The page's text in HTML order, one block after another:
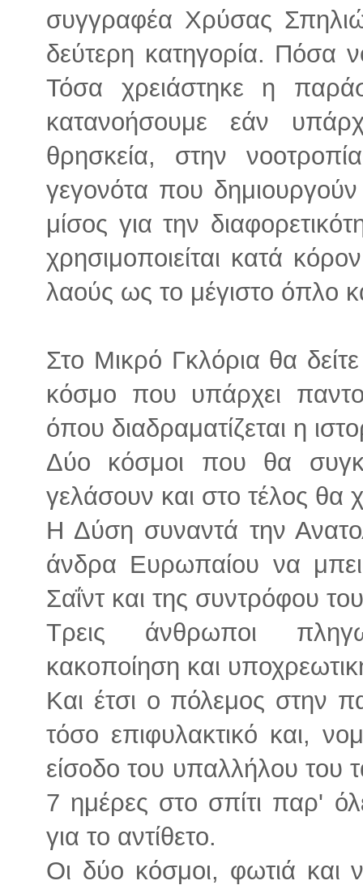
συγγραφέα Χρύσας
δεύτερη κατηγορία. Πόσα
Τόσα χρειάστηκε η
κατανοήσουμε εάν
θρησκεία, στην
γεγονότα που
μίσος για την
χρησιμοποιείται κατά
λαούς ως το μέγιστο όπλο
Στο Μικρό Γκλόρια θα
κόσμο που υπάρχει
όπου διαδραματίζεται η
Δύο κόσμοι που θα
γελάσουν και στο τέλος θα
Η Δύση συναντά την
άνδρα Ευρωπαίου να μπει
Σαΐντ και της συντρόφου
Τρεις άνθρωποι
κακοποίηση και
Και έτσι ο πόλεμος στην
τόσο επιφυλακτικό και,
είσοδο του υπαλλήλου του
7 ημέρες στο σπίτι παρ'
για το αντίθετο.
Οι δύο κόσμοι, φωτιά και